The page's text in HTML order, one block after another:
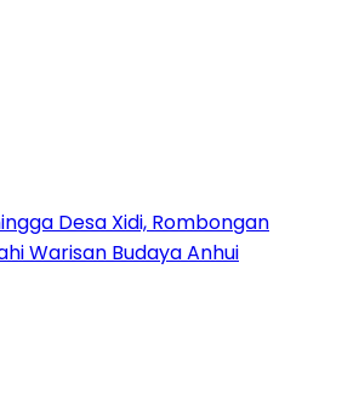
Desa Xidi, Rombongan
Warisan Budaya Anhui